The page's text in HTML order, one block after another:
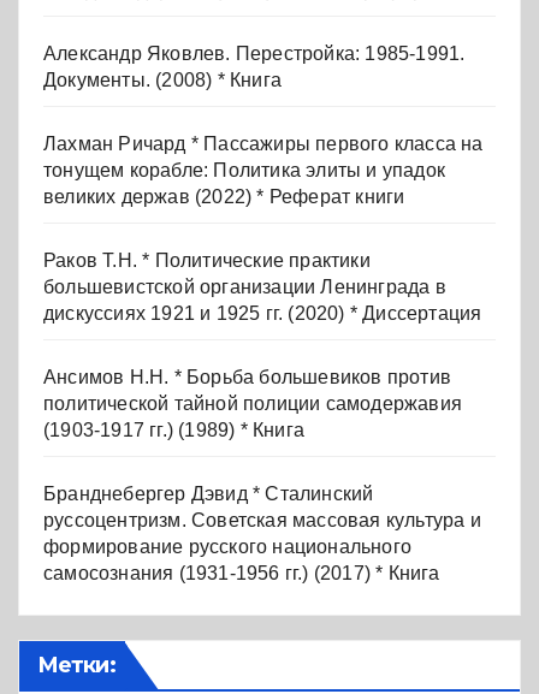
Александр Яковлев. Перестройка: 1985-1991.
Документы. (2008) * Книга
Лахман Ричард * Пассажиры первого класса на
тонущем корабле: Политика элиты и упадок
великих держав (2022) * Реферат книги
Раков Т.Н. * Политические практики
большевистской организации Ленинграда в
дискуссиях 1921 и 1925 гг. (2020) * Диссертация
Ансимов Н.Н. * Борьба большевиков против
политической тайной полиции самодержавия
(1903-1917 гг.) (1989) * Книга
Бранднебергер Дэвид * Сталинский
руссоцентризм. Советская массовая культура и
формирование русского национального
самосознания (1931-1956 гг.) (2017) * Книга
Метки: